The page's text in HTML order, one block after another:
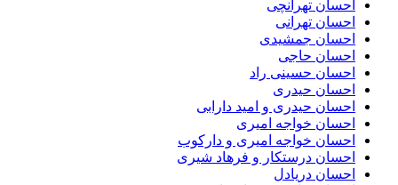
احسان تهرانچی
احسان تهرانی
احسان جمشیدی
احسان حاجی
احسان حسینی راد
احسان حیدری
احسان حیدری و امید دارابی
احسان خواجه امیری
احسان خواجه امیری و دارکوب
احسان درستكار و فرهاد شيرى
احسان دریادل